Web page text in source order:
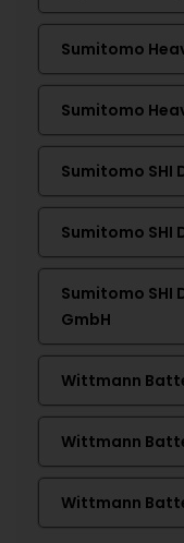
Sumitomo
Sumitomo
Sumitomo SHI
Sumitomo SHI
Sumitomo SHI
GmbH
Wittmann
Wittmann
Wittmann